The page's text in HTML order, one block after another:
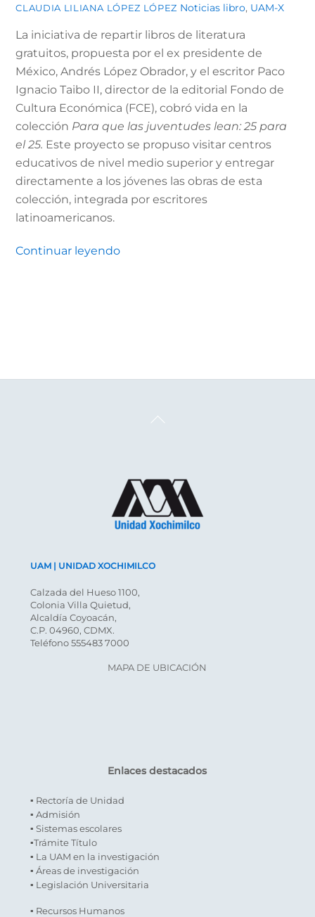
CLAUDIA LILIANA LÓPEZ LÓPEZ Noticias libro, UAM-X
La iniciativa de repartir libros de literatura
gratuitos, propuesta por el ex presidente de
México, Andrés López Obrador, y el escritor Paco
Ignacio Taibo II, director de la editorial Fondo de
Cultura Económica (FCE), cobró vida en la
colección Para que las juventudes lean: 25 para
el 25. Este proyecto se propuso visitar centros
educativos de nivel medio superior y entregar
directamente a los jóvenes las obras de esta
colección, integrada por escritores
latinoamericanos.
Continuar leyendo
Back
UAM | UNIDAD XOCHIMILCO
Calzada del Hueso 1100,
Colonia Villa Quietud,
Alcaldía Coyoacán,
C.P. 04960, CDMX.
Teléfono 555483 7000
MAPA DE UBICACIÓN
Enlaces destacados
▪ Rectoría de Unidad
▪ Admisión
▪ Sistemas escolares
▪Trámite Título
▪ La UAM en la investigación
▪ Áreas de investigación
▪ Legislación Universitaria
▪ Recursos Humanos